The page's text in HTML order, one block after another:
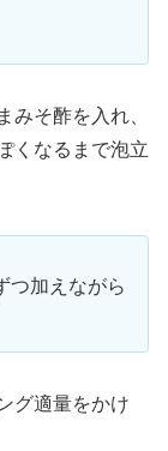
みそ酢を入れ、
くなるまで泡立
つ加えながら
グ適量をかけ